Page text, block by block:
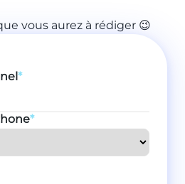
vous aurez à rédiger 😉
*
*